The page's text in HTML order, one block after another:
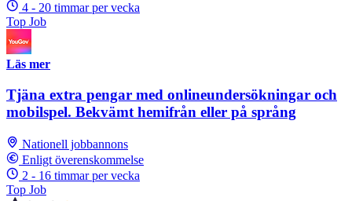
4 - 20 timmar per vecka
Top Job
Läs mer
Tjäna extra pengar med onlineundersökningar och
mobilspel. Bekvämt hemifrån eller på språng
Nationell jobbannons
Enligt överenskommelse
2 - 16 timmar per vecka
Top Job